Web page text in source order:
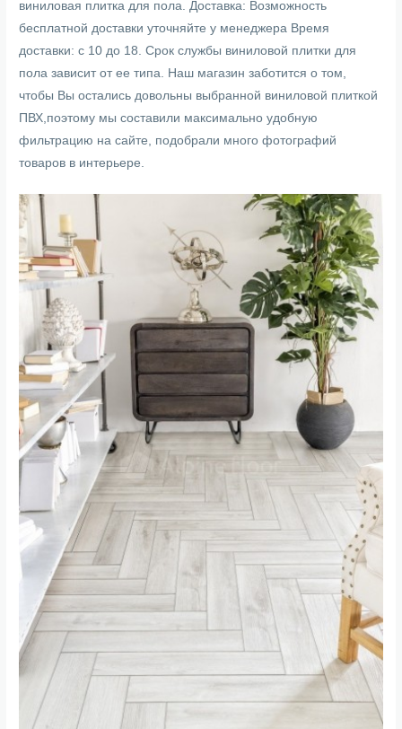
виниловая плитка для пола. Доставка: Возможность
бесплатной доставки уточняйте у менеджера Время
доставки: с 10 до 18. Срок службы виниловой плитки для
пола зависит от ее типа. Наш магазин заботится о том,
чтобы Вы остались довольны выбранной виниловой плиткой
ПВХ,поэтому мы составили максимально удобную
фильтрацию на сайте, подобрали много фотографий
товаров в интерьере.